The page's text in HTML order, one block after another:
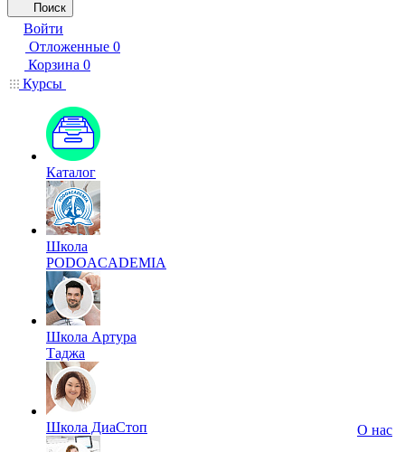
Поиск
Войти
Отложенные 0
Корзина 0
Курсы
Каталог
Школа
PODOACADEMIA
Школа Артура
Таджа
Школа ДиаСтоп
О нас